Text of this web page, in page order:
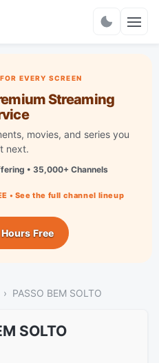
EVERY SCREEN
Streaming
movies, and series you
next.
• 35,000+ Channels
• See the full channel lineup
Free
PASSO BEM SOLTO
SOLTO